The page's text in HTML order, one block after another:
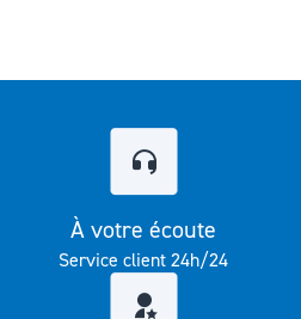
À votre écoute
Service client 24h/24